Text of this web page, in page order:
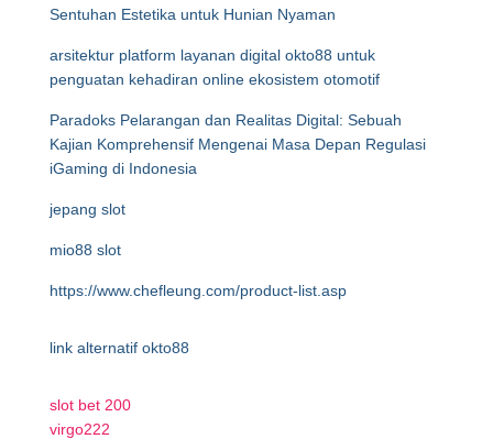
Sentuhan Estetika untuk Hunian Nyaman
arsitektur platform layanan digital okto88 untuk
penguatan kehadiran online ekosistem otomotif
Paradoks Pelarangan dan Realitas Digital: Sebuah
Kajian Komprehensif Mengenai Masa Depan Regulasi
iGaming di Indonesia
jepang slot
mio88 slot
https://www.chefleung.com/product-list.asp
link alternatif okto88
slot bet 200
virgo222